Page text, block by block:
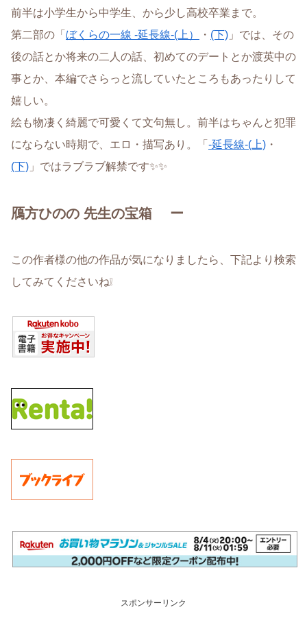
前半は小学生から中学生、から少し高校卒業まで。
第二部の「 ぼくらの一線 -延長線-(上） ・ (下) 」では、その
後の話とか将来の二人の話、初めてのデートとか渡英中の
事とか、本編でさらっと流していたところもあったりして
嬉しい。
絵も物凄く綺麗で可愛くて文句無し。前半はちゃんと犯罪
にならない時期で、エロ・描写あり。「 -延長線-(上) ・
(下) 」ではラブラブ解禁です✨✨
鴈方ひのの 先生の宝箱 ー
この作者様の他の作品が気になりましたら、下記より検索
してみてくださいね❕
スポンサーリンク